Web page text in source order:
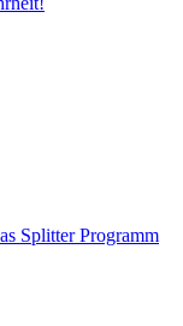
Splitter Programm